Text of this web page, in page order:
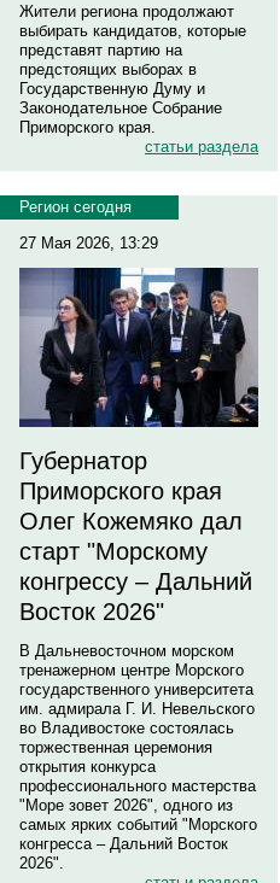
Жители региона продолжают
выбирать кандидатов, которые
представят партию на
предстоящих выборах в
Государственную Думу и
Законодательное Собрание
Приморского края.
статьи раздела
Регион сегодня
27 Мая 2026, 13:29
Губернатор
Приморского края
Олег Кожемяко дал
старт "Морскому
конгрессу – Дальний
Восток 2026"
В Дальневосточном морском
тренажерном центре Морского
государственного университета
им. адмирала Г. И. Невельского
во Владивостоке состоялась
торжественная церемония
открытия конкурса
профессионального мастерства
"Море зовет 2026", одного из
самых ярких событий "Морского
конгресса – Дальний Восток
2026".